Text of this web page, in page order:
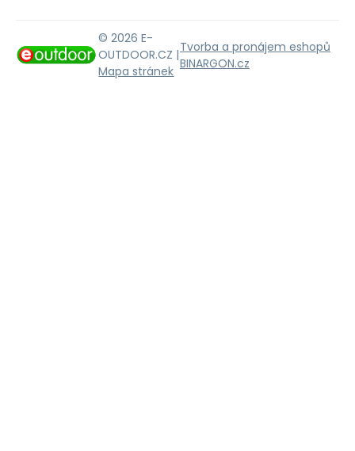
© 2026 E-
OUTDOOR.CZ |
Mapa stránek
Tvorba a pronájem eshopů
BINARGON.cz